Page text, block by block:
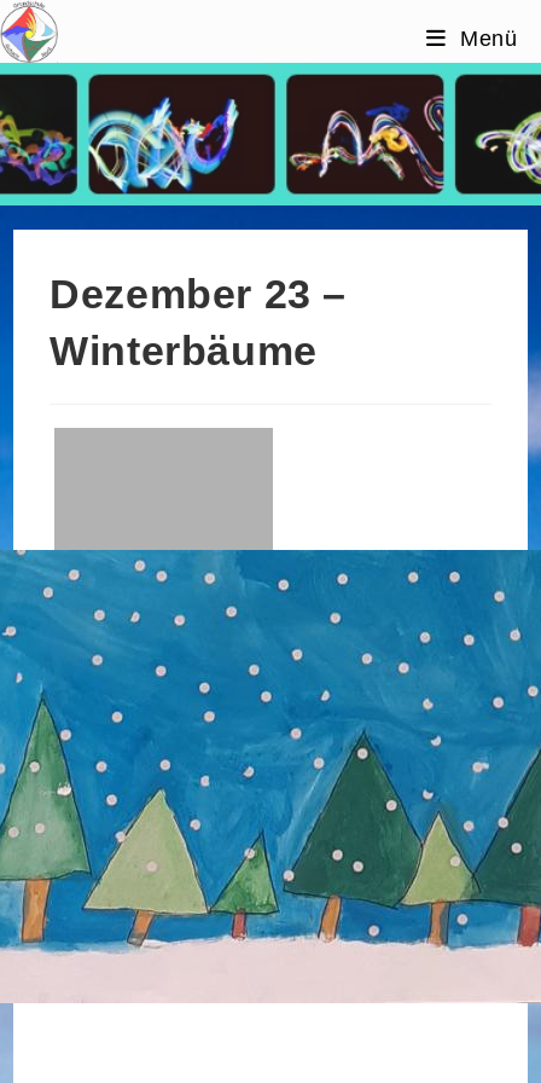
Zum
Inhalt
springen
Menü
Dezember 23 –
Winterbäume
Dezember 23 –
Winterbäume